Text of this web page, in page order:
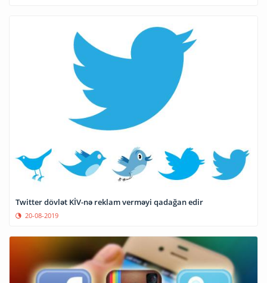
Twitter dövlət KİV-nə reklam verməyi qadağan edir
20-08-2019